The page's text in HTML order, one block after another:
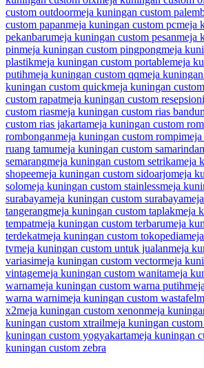
custom outdoormeja kuningan custom
custom papanmeja kuningan custom pcmeja
pekanbarumeja kuningan custom pesanmeja
pinmeja kuningan custom pingpongmeja
plastikmeja kuningan custom portablemeja
putihmeja kuningan custom qqmeja
kuningan custom quickmeja kuningan
custom rapatmeja kuningan custom
custom riasmeja kuningan custom rias
custom rias jakartameja kuningan custom rom
rombonganmeja kuningan custom rompi
ruang tamumeja kuningan custom samarinda
semarangmeja kuningan custom setrikameja
shopeemeja kuningan custom sidoarjomeja
solomeja kuningan custom stainlessmeja
surabayameja kuningan custom surabaya
tangerangmeja kuningan custom taplakmeja
tempatmeja kuningan custom terbarumeja
terdekatmeja kuningan custom tokopedia
tvmeja kuningan custom untuk jualanmeja
variasimeja kuningan custom vectormeja
vintagemeja kuningan custom wanitameja
warnameja kuningan custom warna putih
warna warnimeja kuningan custom wastafel
x2meja kuningan custom xenonmeja
kuningan custom xtrailmeja kuningan
kuningan custom yogyakartameja kuningan
kuningan custom zebra